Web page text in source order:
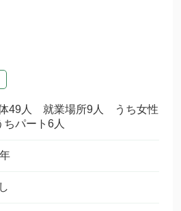
49人 就業場所9人 うち女性
パート6人